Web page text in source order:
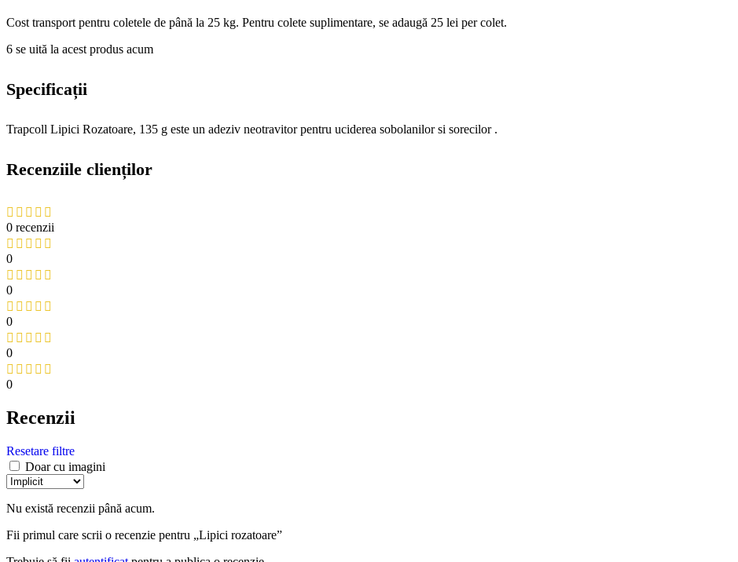
Cost transport pentru coletele de până la 25 kg. Pentru colete suplimentare, se adaugă 25 lei per colet.
6 se uită la acest produs acum
Specificații
Trapcoll Lipici Rozatoare, 135 g este un adeziv neotravitor pentru uciderea sobolanilor si sorecilor .
Recenziile clienților
0 recenzii
0
0
0
0
0
Recenzii
Resetare filtre
Doar cu imagini
Nu există recenzii până acum.
Fii primul care scrii o recenzie pentru „Lipici rozatoare”